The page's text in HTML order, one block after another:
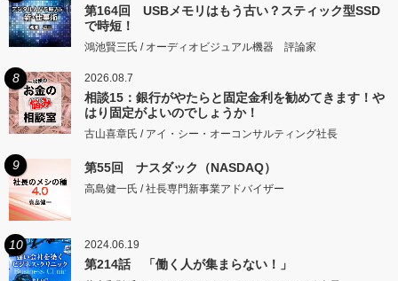
第164回 USBメモリはもう古い？スティック型SSD
で時短！
鴻池賢三氏 / オーディオビジュアル機器 評論家
8 2026.08.7
相談15：銀行がやたらと固定金利を勧めてきます！や
はり固定がよいのでしょうか！
古山喜章氏 / アイ・シー・オーコンサルティング社長
9 第55回 ナスダック（NASDAQ）
高島健一氏 / 社長専門新事業アドバイザー
10 2024.06.19
第214話 「働く人が集まらない！」